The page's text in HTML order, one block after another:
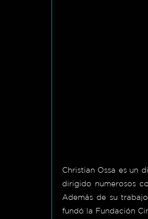
Christian Ossa es un
dirigido numerosos
Además de su
fundó la Fundación